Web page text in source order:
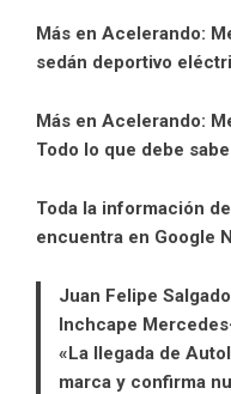
Más en Acelerando:
sedán deportivo
Más en Acelerando:
Todo lo que debe
Toda la información
encuentra en Google
Juan Felipe
Inchcape
«La llegada de
marca y confirma